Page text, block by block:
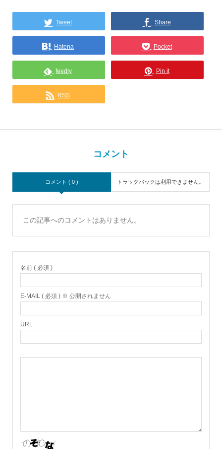
Tweet Share
Hatena Pocket
feedly Pin it
RSS
コメント
コメント ( 0 ) トラックバックは利用できません。
この記事へのコメントはありません。
名前 ( 必須 )
E-MAIL ( 必須 ) ※ 公開されません
URL